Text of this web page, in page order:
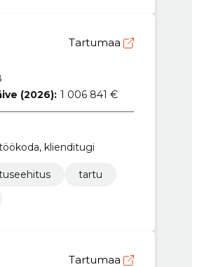
Tartumaa
(2026): 1 006 841 €
klienditugi
tartu
Tartumaa